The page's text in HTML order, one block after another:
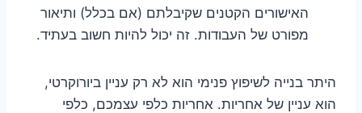
האישורים הקטנים שקיבלתם (אם בכלל) ותיאור
מפורט של העבודות. זה יכול להיות חשוב בעתיד.
היתר בנייה לשיפוץ פנימי הוא לא רק עניין ביורוקרטי,
הוא עניין של אחריות. אחריות כלפי עצמכם, כלפי